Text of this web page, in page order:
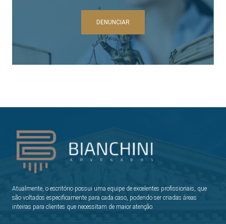
DENUNCIAR
Atualmente, o escritório possui uma equipe de excelentes profissionais, que
são voltados especificamente para cada caso, podendo ser criadas áreas
inteiras para clientes que necessitam de maior atenção.